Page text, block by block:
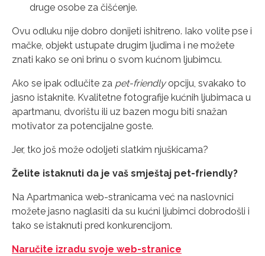
druge osobe za čišćenje.
Ovu odluku nije dobro donijeti ishitreno. Iako volite pse i
mačke, objekt ustupate drugim ljudima i ne možete
znati kako se oni brinu o svom kućnom ljubimcu.
Ako se ipak odlučite za pet-friendlyopciju, svakako to
jasno istaknite. Kvalitetne fotografije kućnih ljubimaca u
apartmanu, dvorištu ili uz bazen mogu biti snažan
motivator za potencijalne goste.
Jer, tko još može odoljeti slatkim njuškicama?
Želite istaknuti da je vaš smještaj pet-friendly?
Na Apartmanica web-stranicama već na naslovnici
možete jasno naglasiti da su kućni ljubimci dobrodošli i
tako se istaknuti pred konkurencijom.
Naručite izradu svoje web-stranice